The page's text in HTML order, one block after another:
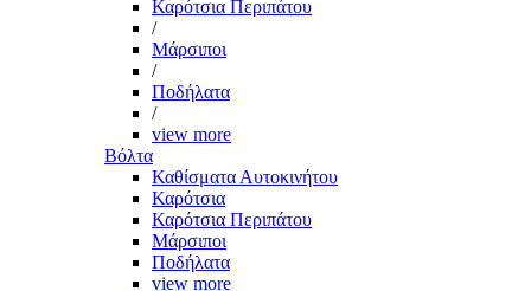
Καρότσια Περιπάτου
/
Μάρσιποι
/
Ποδήλατα
/
view more
Βόλτα
Καθίσματα Αυτοκινήτου
Καρότσια
Καρότσια Περιπάτου
Μάρσιποι
Ποδήλατα
view more